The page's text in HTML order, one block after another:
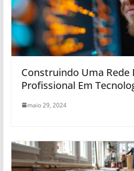
Construindo Uma Rede
Profissional Em
maio 29, 2024